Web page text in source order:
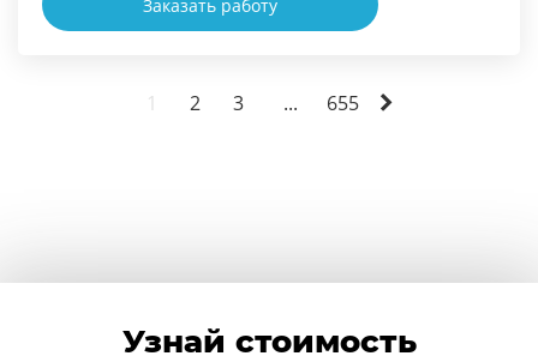
Заказать работу
1 2 3 ... 655
Узнай стоимость